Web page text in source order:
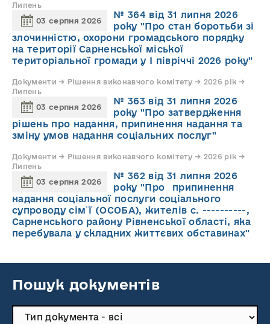
Липень
03 серпня 2026
№ 364 від 31 липня 2026
року "Про стан боротьби зі
злочинністю, охорони громадського порядку
на території Сарненської міської
територіальної громади у І півріччі 2026 року"
Документи → Рішення виконавчого комітету → 2026 рік →
Липень
03 серпня 2026
№ 363 від 31 липня 2026
року "Про затвердження
рішень про надання, припинення надання та
зміну умов надання соціальних послуг"
Документи → Рішення виконавчого комітету → 2026 рік →
Липень
03 серпня 2026
№ 362 від 31 липня 2026
року "Про припинення
надання соціальної послуги соціального
супроводу cім`ї (ОСОБА), жителів с. ----------,
Сарненського району Рівненської області, яка
перебувала у складних життєвих обставинах"
Пошук документів